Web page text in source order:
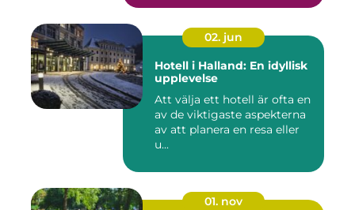
02. jun
Hotell i Halland: En idyllisk
upplevelse
Att välja ett hotell är ofta en
av de viktigaste aspekterna
av att planera en resa eller
u...
01. nov